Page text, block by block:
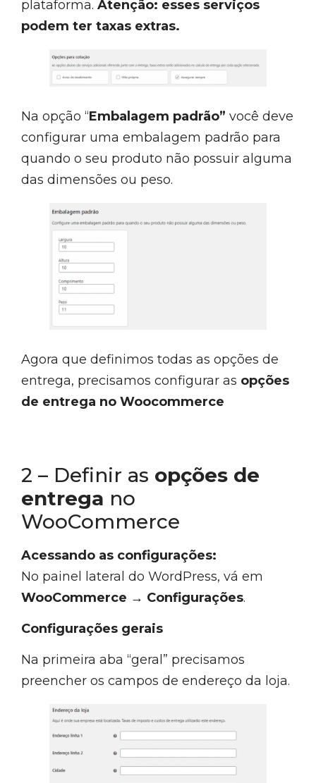
plataforma. Atenção: esses serviços
podem ter taxas extras.
Na opção “Embalagem padrão” você deve
configurar uma embalagem padrão para
quando o seu produto não possuir alguma
das dimensões ou peso.
Agora que definimos todas as opções de
entrega, precisamos configurar as opções
de entrega no Woocommerce
2 – Definir as opções de
entrega no
WooCommerce
Acessando as configurações:
No painel lateral do WordPress, vá em
WooCommerce → Configurações.
Configurações gerais
Na primeira aba “geral” precisamos
preencher os campos de endereço da loja.